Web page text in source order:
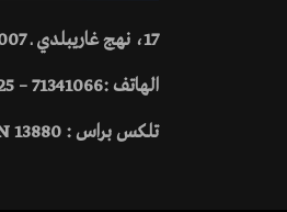
17، نهج غاريبلدي ـ 1007 تونس
الهاتف :71341066 – 71335025 – 71336386
تلكس براس : 13880 TN – تلفاكس :71336584